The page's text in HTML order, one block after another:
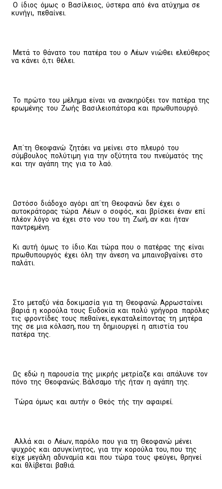
Ο ίδιος όμως ο Βασίλειος, ύστερα από ένα ατύχημα σε
κυνήγι, πεθαίνει.
Μετά το θάνατο του πατέρα του ο Λέων νιώθει ελεύθερος
να κάνει ό,τι θέλει.
Το πρώτο του μέλημα είναι να ανακηρύξει τον πατέρα της
ερωμένης του Ζωής Βασιλειοπάτορα και πρωθυπουργό.
Απ΄τη Θεοφανώ ζητάει να μείνει στο πλευρό του
σύμβουλος πολύτιμη για την οξύτητα του πνεύματός της
και την αγάπη της για το λαό.
Ωστόσο διάδοχο αγόρι απ΄τη Θεοφανώ δεν έχει ο
αυτοκράτορας τώρα Λέων ο σοφός, και βρίσκει έναν επί
πλέον λόγο να έχει στο νου του τη Ζωή, αν και ήταν
παντρεμένη.
Κι αυτή όμως το ίδιο. Και τώρα που ο πατέρας της είναι
πρωθυπουργός έχει όλη την άνεση να μπαινοβγαίνει στο
παλάτι.
Στο μεταξύ νέα δοκιμασία για τη Θεοφανώ. Αρρωσταίνει
βαριά η κορούλα τους Ευδοκία και πολύ γρήγορα παρόλες
τις φροντίδες τους πεθαίνει, εγκαταλείποντας τη μητέρα
της σε μια κόλαση, που τη δημιουργεί η απιστία του
πατέρα της.
Ως εδώ η παρουσία της μικρής μετρίαζε και απάλυνε τον
πόνο της Θεοφανώς. Βάλσαμο τής ήταν η αγάπη της.
Τώρα όμως και αυτήν ο Θεός τής την αφαιρεί.
Αλλά και ο Λέων, παρόλο που για τη Θεοφανώ μένει
ψυχρός και ασυγκίνητος, για την κορούλα του, που της
είχε μεγάλη αδυναμία και που τώρα τους φεύγει, θρηνεί
και θλίβεται βαθιά.